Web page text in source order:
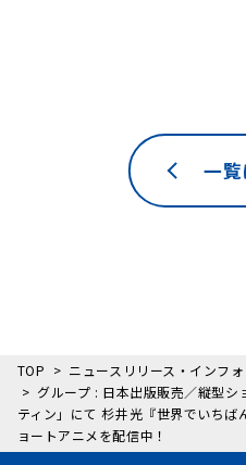
一
TOP
ニュースリリース・インフ
グループ : 日本出版販売／縦型シ
ティン」にて 杉井光『世界でいちば
ョートアニメを配信中！